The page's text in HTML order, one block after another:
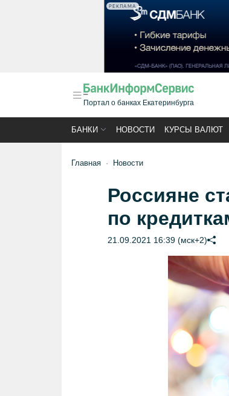
РЕКЛАМА
Портал о банках Екатеринбурга
БАНКИ НОВОСТИ КУРСЫ ВАЛЮТ
Главная Новости
Россияне
по
21.09.2021 16:39 (мск+2)